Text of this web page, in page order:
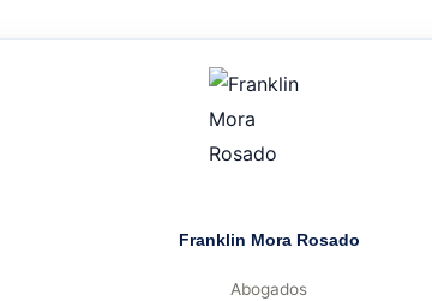
Franklin Mora Rosado
Abogados